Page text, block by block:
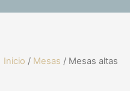
Inicio / Mesas / Mesas altas